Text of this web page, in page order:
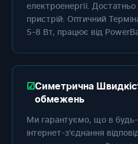
електроенергії.
пристрій: Оптичний
5-8 Вт, працює від
Симетрична
обмежень
Ми гарантуємо, що в
інтернет-з'єднання